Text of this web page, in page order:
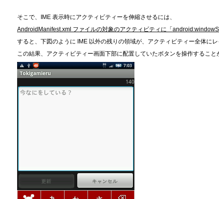
そこで、IME 表示時にアクティビティーを伸縮させるには、
AndroidManifest.xml ファイルの対象のアクティビティに「
すると、下図のように IME 以外の残りの領域が、アクティビティー全体に
この結果、アクティビティー画面下部に配置していたボタンを操作すること